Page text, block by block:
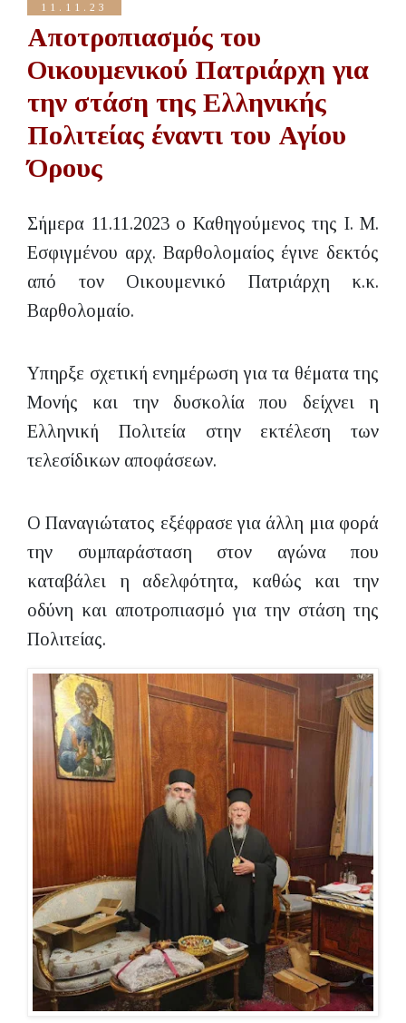
11.11.23
Αποτροπιασμός του
Οικουμενικού Πατριάρχη για
την στάση της Ελληνικής
Πολιτείας έναντι του Αγίου
Όρους
Σήμερα 11.11.2023 ο Καθηγούμενος της Ι. Μ.
Εσφιγμένου αρχ. Βαρθολομαίος έγινε δεκτός
από τον Οικουμενικό Πατριάρχη κ.κ.
Βαρθολομαίο.
Υπηρξε σχετική ενημέρωση για τα θέματα της
Μονής και την δυσκολία που δείχνει η
Ελληνική Πολιτεία στην εκτέλεση των
τελεσίδικων αποφάσεων.
Ο Παναγιώτατος εξέφρασε για άλλη μια φορά
την συμπαράσταση στον αγώνα που
καταβάλει η αδελφότητα, καθώς και την
οδύνη και αποτροπιασμό για την στάση της
Πολιτείας.